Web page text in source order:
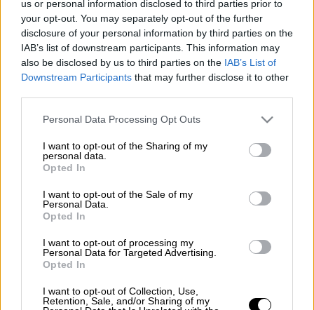
us or personal information disclosed to third parties prior to
your opt-out. You may separately opt-out of the further
disclosure of your personal information by third parties on the
IAB’s list of downstream participants. This information may
also be disclosed by us to third parties on the IAB’s List of
Downstream Participants that may further disclose it to other
Please note that this website/app uses one or more Google
not limited to your visit or usage behaviour. You may click to
grant or deny consent to Google and its third-party tags to
use your data for below specified purposes in below Google
consent section.
Personal Data Processing Opt Outs
I want to opt-out of the Sharing of my
personal data.
Opted In
I want to opt-out of the Sale of my
Personal Data.
Opted In
I want to opt-out of processing my
Personal Data for Targeted Advertising.
Opted In
I want to opt-out of Collection, Use,
Retention, Sale, and/or Sharing of my
Αιματηρό επεισόδιο είχαμε το βράδυ του
Σαββάτου (5/1) στην κεντρική πλατεία της
Λιβαδειάς. Εκεί δύο αδέρφια φέρεται να
μαχαίρωσαν έναν 20χρονοαπό τονΟρχομενό
Σύμφωνα με το lamiareport.gr, οιτρεις
νεαροίδιασκέδαζαν σε κοντινό κατάστημα
Τότε ο ένας εκ των αδερφώνέβγαλε μαχαίρι
τραυμάτισε
Ανθρωποκυνηγητό για την εύρεση
των δραστών
ΔΙΑΒΑΣΤΕ ΕΠΙΣΗΣ
Σινεμά|05.01.2025 13:52